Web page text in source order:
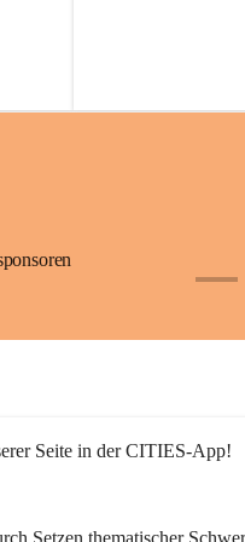
Seite in der CITIES-App!
Setzen thematischer